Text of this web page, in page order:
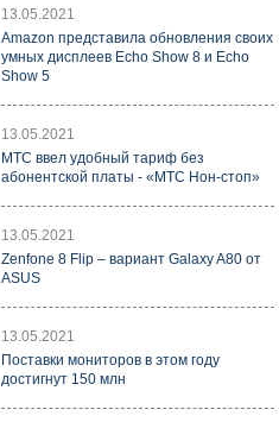
13.05.2021
Amazon представила обновления своих
умных дисплеев Echo Show 8 и Echo
Show 5
13.05.2021
МТС ввел удобный тариф без
абонентской платы - «МТС Нон-стоп»
13.05.2021
Zenfone 8 Flip – вариант Galaxy A80 от
ASUS
13.05.2021
Поставки мониторов в этом году
достигнут 150 млн